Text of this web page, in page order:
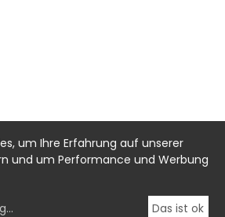
um Ihre Erfahrung auf unserer
und um Performance und Werbung
... Das ist ok